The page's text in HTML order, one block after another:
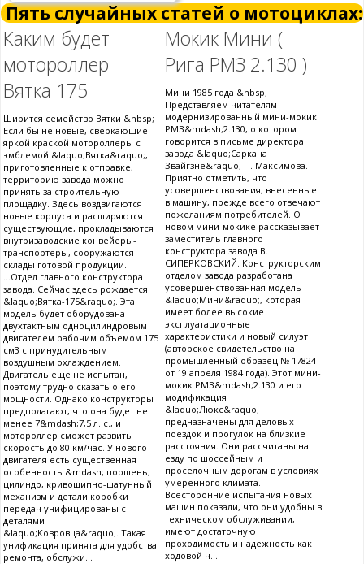
Пять случайных статей о мотоциклах:
Каким будет
мотороллер
Вятка 175
Ширится семейство Вятки &nbsp;
Если бы не новые, сверкающие
яркой краской мотороллеры с
эмблемой &laquo;Вятка&raquo;,
приготовленные к отправке,
территорию завода можно
принять за строительную
площадку. Здесь воздвигаются
новые корпуса и расширяются
существующие, прокладываются
внутризаводские конвейеры-
транспортеры, сооружаются
склады готовой продукции.
...Отдел главного конструктора
завода. Сейчас здесь рождается
&laquo;Вятка-175&raquo;. Эта
модель будет оборудована
двухтактным одноцилиндровым
двигателем рабочим объемом 175
см3 с принудительным
воздушным охлаждением.
Двигатель еще не испытан,
поэтому трудно сказать о его
мощности. Однако конструкторы
предполагают, что она будет не
менее 7&mdash;7,5 л. c., и
мотороллер сможет развить
скорость до 80 км/час. У нового
двигателя есть существенная
особенность &mdash; поршень,
цилиндр, кривошипно-шатунный
механизм и детали коробки
передач унифицированы с
деталями
&laquo;Ковровца&raquo;. Такая
унификация принята для удобства
ремонта, обслужи...
Мокик Мини (
Рига РМЗ 2.130 )
Мини 1985 года &nbsp;
Представляем читателям
модернизированный мини-мокик
РМЗ&mdash;2.130, о котором
говорится в письме директора
завода &laquo;Саркана
Звайгзне&raquo; П. Максимова.
Приятно отметить, что
усовершенствования, внесенные
в машину, прежде всего отвечают
пожеланиям потребителей. О
новом мини-мокике рассказывает
заместитель главного
конструктора завода В.
СИПЕРКОВСКИЙ. Конструкторским
отделом завода разработана
усовершенствованная модель
&laquo;Мини&raquo;, которая
имеет более высокие
эксплуатационные
характеристики и новый силуэт
(авторское свидетельство на
промышленный образец № 17824
от 19 апреля 1984 года). Этот мини-
мокик РМЗ&mdash;2.130 и его
модификация
&laquo;Люкс&raquo;
предназначены для деловых
поездок и прогулок на близкие
расстояния. Они рассчитаны на
езду по шоссейным и
проселочным дорогам в условиях
умеренного климата.
Всесторонние испытания новых
машин показали, что они удобны в
техническом обслуживании,
имеют достаточную
проходимость и надежность как
ходовой ч...